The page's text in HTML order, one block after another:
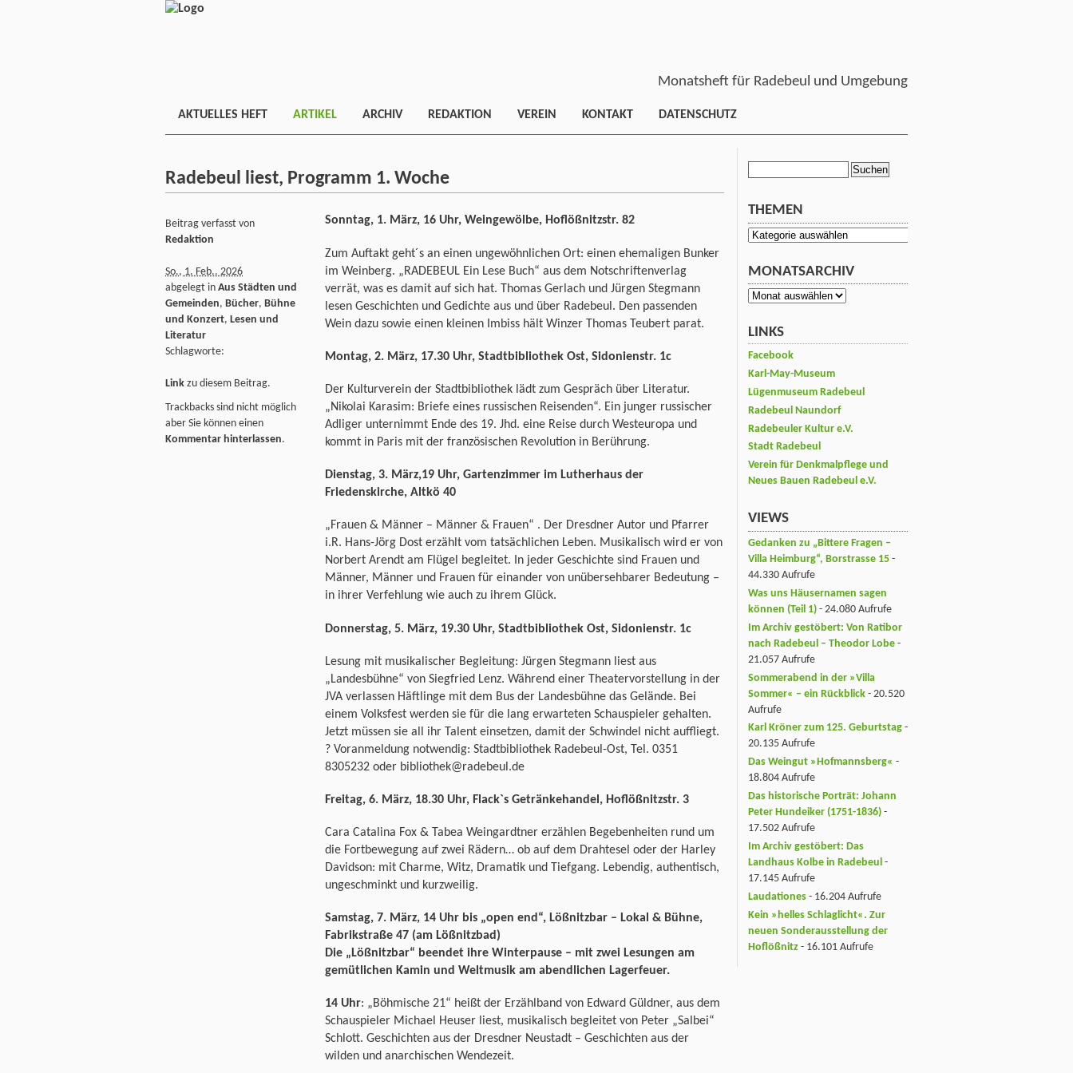
Monatsheft für Radebeul und Umgebung
AKTUELLES HEFT ARTIKEL ARCHIV REDAKTION VEREIN KONTAKT DATENSCHUTZ
Radebeul liest, Programm 1. Woche
Sonntag, 1. März, 16 Uhr, Weingewölbe, Hoflößnitzstr. 82
Zum Auftakt geht´s an einen ungewöhnlichen Ort: einen ehemaligen Bunker
im Weinberg. „RADEBEUL Ein Lese Buch“ aus dem Notschriftenverlag
verrät, was es damit auf sich hat. Thomas Gerlach und Jürgen Stegmann
lesen Geschichten und Gedichte aus und über Radebeul. Den passenden
Wein dazu sowie einen kleinen Imbiss hält Winzer Thomas Teubert parat.
Montag, 2. März, 17.30 Uhr, Stadtbibliothek Ost, Sidonienstr. 1c
Der Kulturverein der Stadtbibliothek lädt zum Gespräch über Literatur.
„Nikolai Karasim: Briefe eines russischen Reisenden“. Ein junger russischer
Adliger unternimmt Ende des 19. Jhd. eine Reise durch Westeuropa und
kommt in Paris mit der französischen Revolution in Berührung.
Dienstag, 3. März,19 Uhr, Gartenzimmer im Lutherhaus der
Friedenskirche, Altkö 40
„Frauen & Männer – Männer & Frauen“ . Der Dresdner Autor und Pfarrer
i.R. Hans-Jörg Dost erzählt vom tatsächlichen Leben. Musikalisch wird er von
Norbert Arendt am Flügel begleitet. In jeder Geschichte sind Frauen und
Männer, Männer und Frauen für einander von unübersehbarer Bedeutung –
in ihrer Verfehlung wie auch zu ihrem Glück.
Donnerstag, 5. März, 19.30 Uhr, Stadtbibliothek Ost, Sidonienstr. 1c
Lesung mit musikalischer Begleitung: Jürgen Stegmann liest aus
„Landesbühne“ von Siegfried Lenz. Während einer Theatervorstellung in der
JVA verlassen Häftlinge mit dem Bus der Landesbühne das Gelände. Bei
einem Volksfest werden sie für die lang erwarteten Schauspieler gehalten.
Jetzt müssen sie all ihr Talent einsetzen, damit der Schwindel nicht auffliegt.
? Voranmeldung notwendig: Stadtbibliothek Radebeul-Ost, Tel. 0351
8305232 oder bibliothek@radebeul.de
Freitag, 6. März, 18.30 Uhr, Flack`s Getränkehandel, Hoflößnitzstr. 3
Cara Catalina Fox & Tabea Weingardtner erzählen Begebenheiten rund um
die Fortbewegung auf zwei Rädern… ob auf dem Drahtesel oder der Harley
Davidson: mit Charme, Witz, Dramatik und Tiefgang. Lebendig, authentisch,
ungeschminkt und kurzweilig.
Samstag, 7. März, 14 Uhr bis „open end“, Lößnitzbar – Lokal & Bühne,
Fabrikstraße 47 (am Lößnitzbad)
Die „Lößnitzbar“ beendet ihre Winterpause – mit zwei Lesungen am
gemütlichen Kamin und Weltmusik am abendlichen Lagerfeuer.
14 Uhr: „Böhmische 21“ heißt der Erzählband von Edward Güldner, aus dem
Schauspieler Michael Heuser liest, musikalisch begleitet von Peter „Salbei“
Schlott. Geschichten aus der Dresdner Neustadt – Geschichten aus der
wilden und anarchischen Wendezeit.
Beitrag verfasst von
Redaktion
So., 1. Feb.. 2026
abgelegt in Aus Städten und
Gemeinden, Bücher, Bühne
und Konzert, Lesen und
Literatur
Schlagworte:
Link zu diesem Beitrag.
Trackbacks sind nicht möglich
aber Sie können einen
Kommentar hinterlassen.
THEMEN
Themen
MONATSARCHIV
Monatsarchiv
LINKS
Facebook
Karl-May-Museum
Lügenmuseum Radebeul
Radebeul Naundorf
Radebeuler Kultur e.V.
Stadt Radebeul
Verein für Denkmalpflege und
Neues Bauen Radebeul e.V.
VIEWS
Gedanken zu „Bittere Fragen –
Villa Heimburg“, Borstrasse 15 -
44.330 Aufrufe
Was uns Häusernamen sagen
können (Teil 1) - 24.080 Aufrufe
Im Archiv gestöbert: Von Ratibor
nach Radebeul – Theodor Lobe -
21.057 Aufrufe
Sommerabend in der »Villa
Sommer« – ein Rückblick - 20.520
Aufrufe
Karl Kröner zum 125. Geburtstag -
20.135 Aufrufe
Das Weingut »Hofmannsberg« -
18.804 Aufrufe
Das historische Porträt: Johann
Peter Hundeiker (1751-1836) -
17.502 Aufrufe
Im Archiv gestöbert: Das
Landhaus Kolbe in Radebeul -
17.145 Aufrufe
Laudationes - 16.204 Aufrufe
Kein »helles Schlaglicht«. Zur
neuen Sonderausstellung der
Hoflößnitz - 16.101 Aufrufe